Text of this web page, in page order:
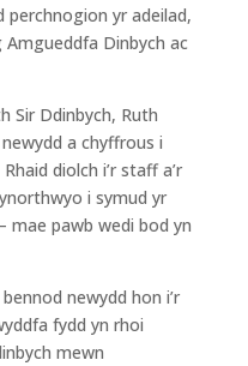
perchnogion yr adeilad,
Dinbych ac
Sir Ddinbych, Ruth
a chyffrous i
diolch i’r staff a’r
i symud yr
mae pawb wedi bod yn
newydd hon i’r
fydd yn rhoi
mewn